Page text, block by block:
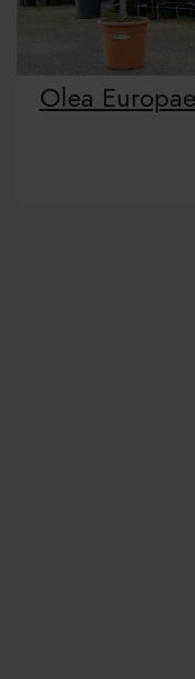
Olea